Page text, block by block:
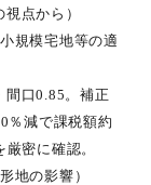
点から）
規模宅地等の適
間口0.85。補正
％減で課税額約
密に確認。
地の影響）